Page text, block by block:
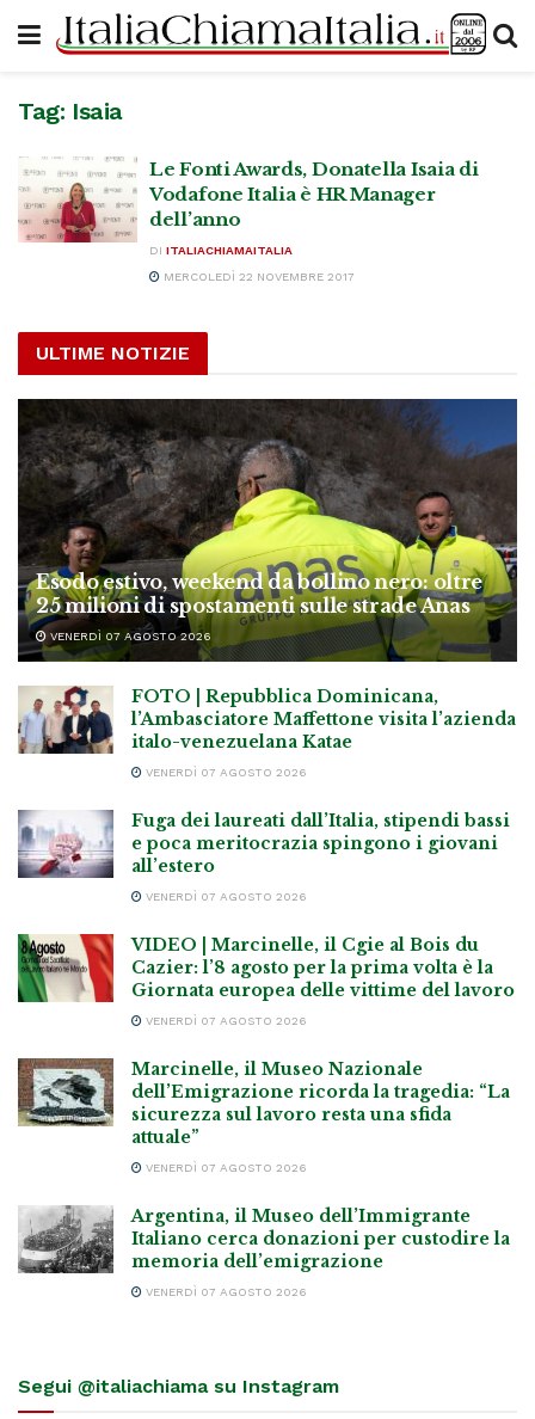
Tag: Isaia
Le Fonti Awards, Donatella Isaia di
Vodafone Italia è HR Manager
dell’anno
DI ITALIACHIAMAITALIA
MERCOLEDÌ 22 NOVEMBRE 2017
ULTIME NOTIZIE
Esodo estivo, weekend da bollino nero: oltre
25 milioni di spostamenti sulle strade Anas
VENERDÌ 07 AGOSTO 2026
FOTO | Repubblica Dominicana,
l’Ambasciatore Maffettone visita l’azienda
italo-venezuelana Katae
VENERDÌ 07 AGOSTO 2026
Fuga dei laureati dall’Italia, stipendi bassi
e poca meritocrazia spingono i giovani
all’estero
VENERDÌ 07 AGOSTO 2026
VIDEO | Marcinelle, il Cgie al Bois du
Cazier: l’8 agosto per la prima volta è la
Giornata europea delle vittime del lavoro
VENERDÌ 07 AGOSTO 2026
Marcinelle, il Museo Nazionale
dell’Emigrazione ricorda la tragedia: “La
sicurezza sul lavoro resta una sfida
attuale”
VENERDÌ 07 AGOSTO 2026
Argentina, il Museo dell’Immigrante
Italiano cerca donazioni per custodire la
memoria dell’emigrazione
VENERDÌ 07 AGOSTO 2026
Segui @italiachiama su Instagram